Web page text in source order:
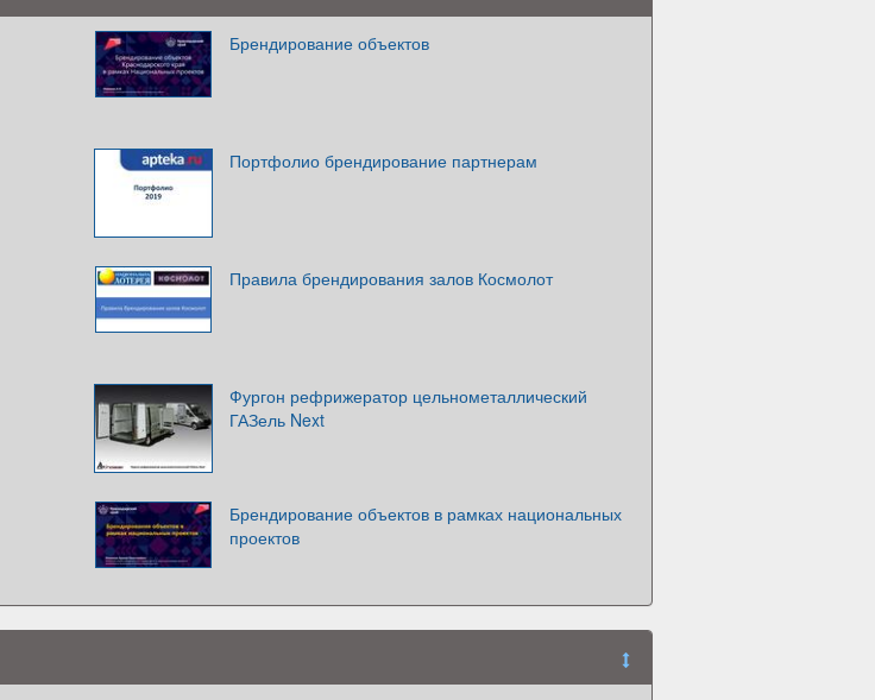
Брендирование объектов
Портфолио брендирование партнерам
Правила брендирования залов Космолот
Фургон рефрижератор цельнометаллический
ГАЗель Next
Брендирование объектов в рамках национальных
проектов